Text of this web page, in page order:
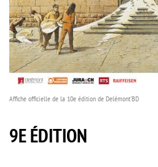
Affiche officielle de la 10e édition de Delémont'BD
9E ÉDITION